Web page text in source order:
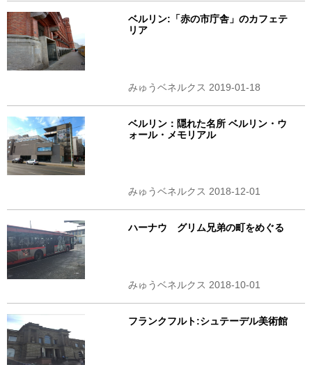
ベルリン:「赤の市庁舎」のカフェテ
リア
みゅうベネルクス 2019-01-18
ベルリン：隠れた名所 ベルリン・ウ
ォール・メモリアル
みゅうベネルクス 2018-12-01
ハーナウ グリム兄弟の町をめぐる
みゅうベネルクス 2018-10-01
フランクフルト:シュテーデル美術館